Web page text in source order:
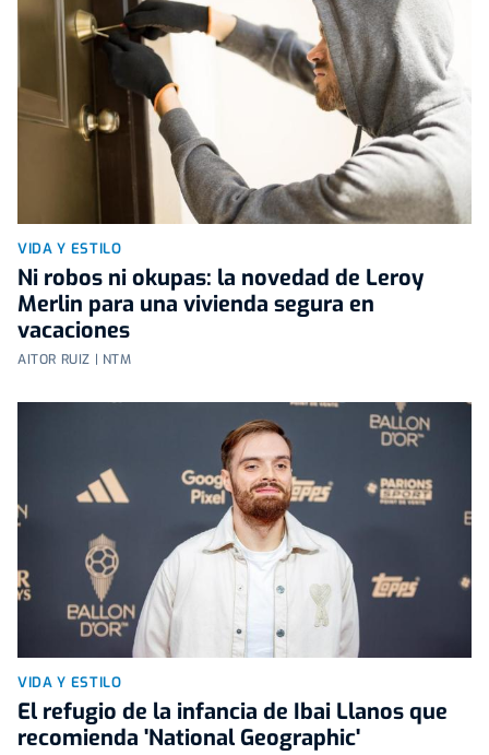
VIDA Y ESTILO
Ni robos ni okupas: la novedad de Leroy
Merlin para una vivienda segura en
vacaciones
AITOR RUIZ | NTM
VIDA Y ESTILO
El refugio de la infancia de Ibai Llanos que
recomienda 'National Geographic'